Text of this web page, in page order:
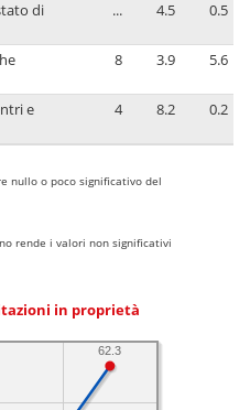
di
... 4.5 0.5
8 3.9 5.6
e
4 8.2 0.2
nullo o poco significativo del
rende i valori non significativi
in proprietà
62.3